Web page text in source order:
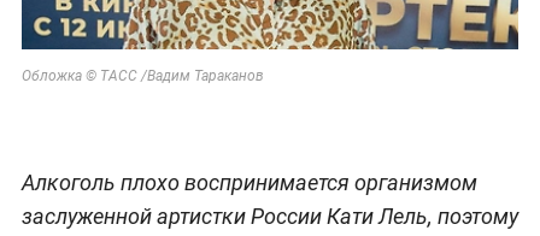
Обложка © ТАСС /Вадим Тараканов
Алкоголь плохо воспринимается организмом
заслуженной артистки России Кати Лель, поэтому